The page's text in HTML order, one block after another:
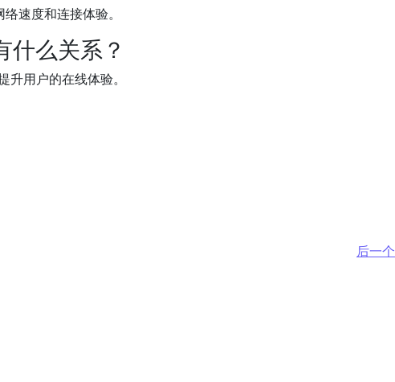
速度和连接体验。
什么关系？
用户的在线体验。
后一个